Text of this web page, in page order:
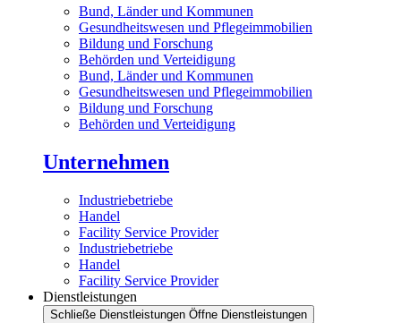
Bund, Länder und Kommunen
Gesundheitswesen und Pflegeimmobilien
Bildung und Forschung
Behörden und Verteidigung
Bund, Länder und Kommunen
Gesundheitswesen und Pflegeimmobilien
Bildung und Forschung
Behörden und Verteidigung
Unternehmen
Industriebetriebe
Handel
Facility Service Provider
Industriebetriebe
Handel
Facility Service Provider
Dienstleistungen
Schließe Dienstleistungen Öffne Dienstleistungen